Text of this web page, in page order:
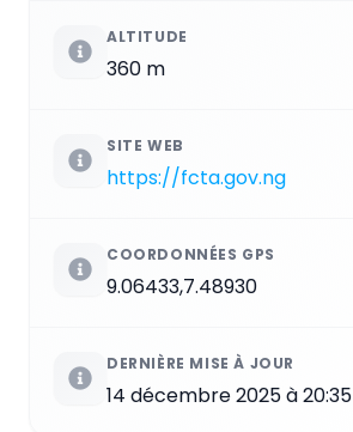
ALTITUDE
360 m
SITE WEB
https://fcta.gov.ng
COORDONNÉES GPS
9.06433,7.48930
DERNIÈRE MISE À JOUR
14 décembre 2025 à 20:35